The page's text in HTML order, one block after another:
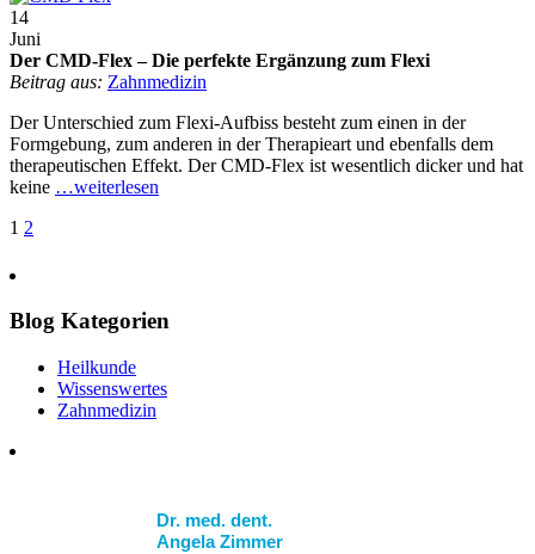
14
Juni
Der CMD-Flex – Die perfekte Ergänzung zum Flexi
Beitrag aus: Zahnmedizin
Der Unterschied zum Flexi-Aufbiss besteht zum einen in der
Formgebung, zum anderen in der Therapieart und ebenfalls dem
therapeutischen Effekt. Der CMD-Flex ist wesentlich dicker und hat
keine …weiterlesen
Post
1 2
Blog Kategorien
Heilkunde
Wissenswertes
Zahnmedizin
Dr. med. dent.
Angela Zimmer